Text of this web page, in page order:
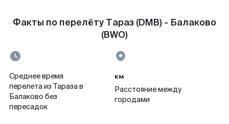
Факты по перелёту Тараз (DMB) - Балаково
(BWO)
Среднее время
перелета из Тараза в
Балаково без
пересадок
км
Расстояние между
городами